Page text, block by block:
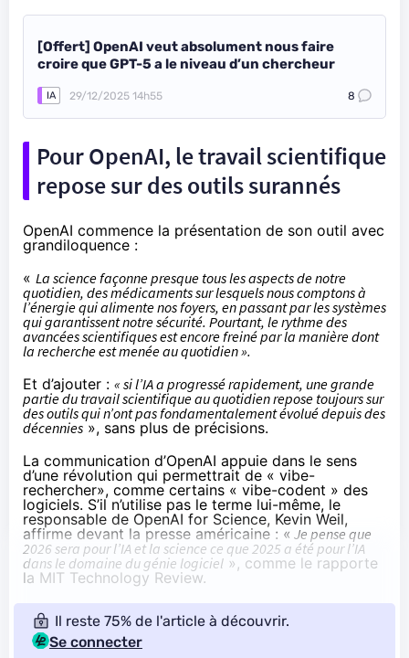
[Offert] OpenAI veut absolument nous faire
croire que GPT-5 a le niveau d’un chercheur
IA 29/12/2025 14h55 8
Pour OpenAI, le travail scientifique
repose sur des outils surannés
OpenAI commence la présentation de son outil avec
grandiloquence :
« La science façonne presque tous les aspects de notre
quotidien, des médicaments sur lesquels nous comptons à
l’énergie qui alimente nos foyers, en passant par les systèmes
qui garantissent notre sécurité. Pourtant, le rythme des
avancées scientifiques est encore freiné par la manière dont
la recherche est menée au quotidien ».
Et d’ajouter : « si l’IA a progressé rapidement, une grande
partie du travail scientifique au quotidien repose toujours sur
des outils qui n’ont pas fondamentalement évolué depuis des
décennies », sans plus de précisions.
La communication d’OpenAI appuie dans le sens
d’une révolution qui permettrait de « vibe-
rechercher», comme certains « vibe-codent » des
logiciels. S’il n’utilise pas le terme lui-même, le
responsable de OpenAI for Science, Kevin Weil,
affirme devant la presse américaine : « Je pense que
2026 sera pour l’IA et la science ce que 2025 a été pour l’IA
dans le domaine du génie logiciel », comme le rapporte
la MIT Technology Review.
Il reste 75% de l'article à découvrir.
Se connecter